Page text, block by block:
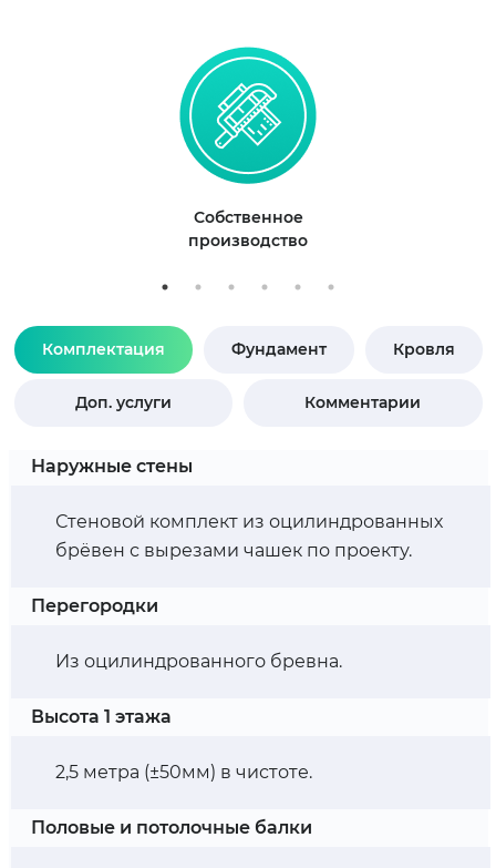
Собственное
производство
Комплектация Фундамент Кровля
Доп. услуги Комментарии
Наружные стены
Стеновой комплект из оцилиндрованных
брёвен с вырезами чашек по проекту.
Перегородки
Из оцилиндрованного бревна.
Высота 1 этажа
2,5 метра (±50мм) в чистоте.
Половые и потолочные балки